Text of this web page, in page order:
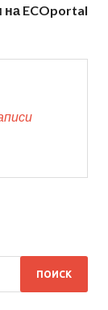
на ECOportal